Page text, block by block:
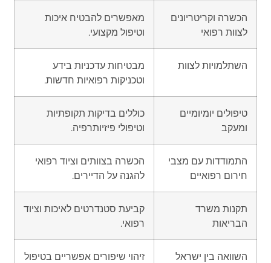
הכשרה וקריטריונים
לצוות רפואי
מאפשרים להבטיח איכות
וטיפול מקצועי.
השתלמויות לצוות
מבטיחות עדכניות בידע
וטכניקות רפואיות חדשות.
טיפולים יומיומיים
ומעקב
כוללים בדיקות תקופתיות
וטיפולי פיזיותרפיה.
התמודדות עם מצבי
חירום רפואיים
הכשרה בצוותים וציוד רפואי
להגנה על הדיירים.
תקנות משרד
הבריאות
קביעת סטנדרטים לאיכות וציוד
רפואי.
השוואה בין ישראל
זיהוי שיפורים אפשריים בטיפול